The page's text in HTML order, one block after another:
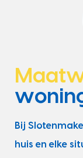
Bij
huis en elke